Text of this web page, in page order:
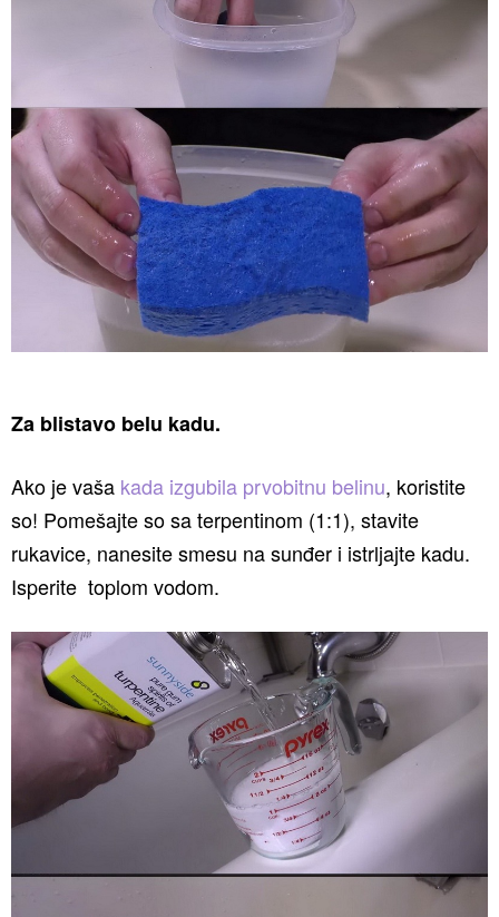
Za blistavo belu kadu.
Ako je vaša kada izgubila prvobitnu belinu, koristite
so! Pomešajte so sa terpentinom (1:1), stavite
rukavice, nanesite smesu na sunđer i istrljajte kadu.
Isperite toplom vodom.